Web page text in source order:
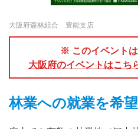
大阪府森林組合 豊能支店
※ このイベントは
大阪府のイベントはこち
林業への就業を希